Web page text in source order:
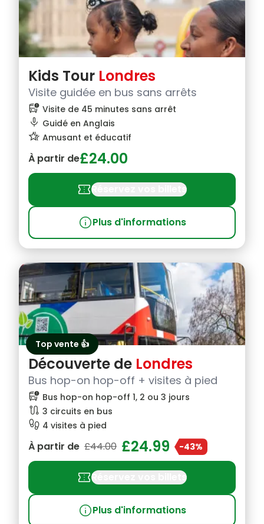
Kids Tour Londres
Visite guidée en bus sans arrêts
bus_alert Visite de 45 minutes sans arrêt
mic Guidé en Anglais
hotel_class Amusant et éducatif
À partir de£24.00
confirmation_numberRéservez vos billets
infoPlus d'informations
Top vente 👍
Découverte de Londres
Bus hop-on hop-off + visites à pied
bus_alert Bus hop-on hop-off 1, 2 ou 3 jours
route 3 circuits en bus
footprint 4 visites à pied
À partir de £44.00 £24.99 -43%
confirmation_numberRéservez vos billets
infoPlus d'informations